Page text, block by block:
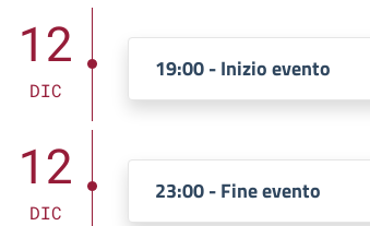
12
DIC
19:00 - Inizio evento
12
DIC
23:00 - Fine evento